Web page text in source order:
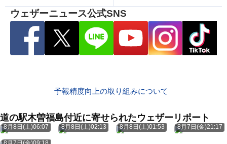
ウェザーニュース公式SNS
予報精度向上の取り組みについて
道の駅木曽福島付近に寄せられたウェザーリポート
8月8日(土)06:07 8月8日(土)02:13 8月8日(土)01:53 8月7日(金)21:17